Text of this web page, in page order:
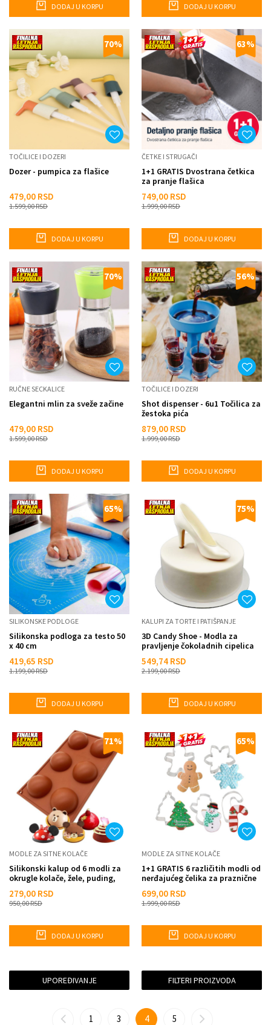
DODAJ U KORPU DODAJ U KORPU
70%
TOČILICE I DOZERI
Dozer - pumpica za flašice
479,00 RSD
1.599,00RSD
DODAJ U KORPU
63%
ČETKE I STRUGAČI
1+1 GRATIS Dvostrana četkica
za pranje flašica
749,00 RSD
1.999,00RSD
DODAJ U KORPU
70%
RUČNE SECKALICE
Elegantni mlin za sveže začine
479,00 RSD
1.599,00RSD
DODAJ U KORPU
56%
TOČILICE I DOZERI
Shot dispenser - 6u1 Točilica za
žestoka pića
879,00 RSD
1.999,00RSD
DODAJ U KORPU
65%
SILIKONSKE PODLOGE
Silikonska podloga za testo 50
x 40 cm
419,65 RSD
1.199,00RSD
DODAJ U KORPU
75%
KALUPI ZA TORTE I PATIŠPANJE
3D Candy Shoe - Modla za
pravljenje čokoladnih cipelica
549,74 RSD
2.199,00RSD
DODAJ U KORPU
71%
MODLE ZA SITNE KOLAČE
Silikonski kalup od 6 modli za
okrugle kolače, žele, puding,
279,00 RSD
950,00RSD
DODAJ U KORPU
65%
MODLE ZA SITNE KOLAČE
1+1 GRATIS 6 različitih modli od
nerđajućeg čelika za praznične
699,00 RSD
1.999,00RSD
DODAJ U KORPU
UPOREĐIVANJE FILTERI PROIZVODA
1 3 4 5